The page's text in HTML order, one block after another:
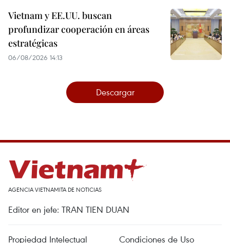
Vietnam y EE.UU. buscan
profundizar cooperación en áreas
estratégicas
06/08/2026 14:13
Descargar
AGENCIA VIETNAMITA DE NOTICIAS
Editor en jefe: TRAN TIEN DUAN
Propiedad Intelectual Condiciones de Uso